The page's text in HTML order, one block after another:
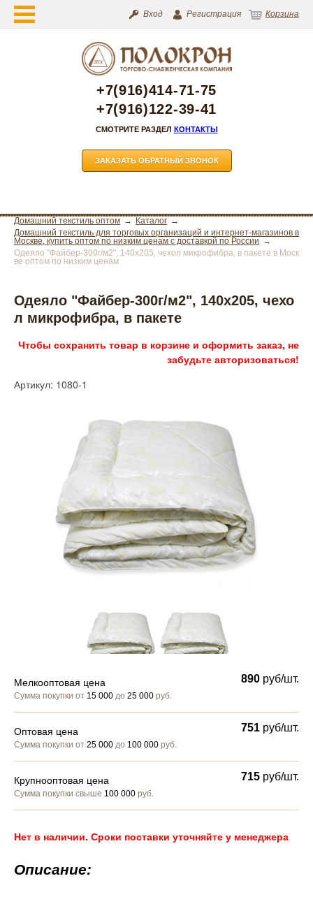
Вход Регистрация Корзина
+7(916)414-71-75
+7(916)122-39-41
СМОТРИТЕ РАЗДЕЛ КОНТАКТЫ
ЗАКАЗАТЬ ОБРАТНЫЙ ЗВОНОК
Домашний текстиль оптом
Каталог
Домашний текстиль для торговых организаций и интернет-магазинов в
Москве, купить оптом по низким ценам с доставкой по России
Одеяло "Файбер-300г/м2", 140х205, чехол микрофибра, в пакете в Моск
ве оптом по низким ценам
Одеяло "Файбер-300г/м2", 140х205, чехо
л микрофибра, в пакете
Чтобы сохранить товар в корзине и оформить заказ, не
забудьте авторизоваться!
Артикул: 1080-1
Мелкооптовая цена
Сумма покупки от 15 000 до 25 000 руб.
890 руб/шт.
Оптовая цена
Сумма покупки от 25 000 до 100 000 руб.
751 руб/шт.
Крупнооптовая цена
Сумма покупки свыше 100 000 руб.
715 руб/шт.
Нет в наличии. Сроки поставки уточняйте у менеджера
Описание: